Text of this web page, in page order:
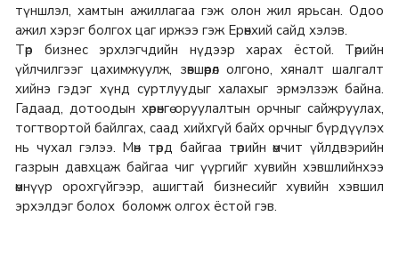
түншлэл, хамтын ажиллагаа гэж олон жил ярьсан. Одоо
ажил хэрэг болгох цаг иржээ гэж Ерөнхий сайд хэлэв.
Төр бизнес эрхлэгчдийн нүдээр харах ёстой. Төрийн
үйлчилгээг цахимжуулж, зөвшөөрөл олгоно, хяналт шалгалт
хийнэ гэдэг хүнд суртлуудыг халахыг эрмэлзэж байна.
Гадаад, дотоодын хөрөнгө оруулалтын орчныг сайжруулах,
тогтвортой байлгах, саад хийхгүй байх орчныг бүрдүүлэх
нь чухал гэлээ. Мөн төрд байгаа төрийн өмчит үйлдвэрийн
газрын давхцаж байгаа чиг үүргийг хувийн хэвшлийнхээ
өмнүүр орохгүйгээр, ашигтай бизнесийг хувийн хэвшил
эрхэлдэг болох боломж олгох ёстой гэв.